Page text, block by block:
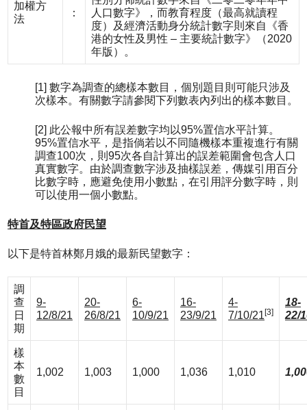
加權方
法
：
人口數字》，而教育程度（最高就讀程
度）及經濟活動身分統計數字則來自《香
港的女性及男性 – 主要統計數字》（2020
年版）。
[1] 數字為調查的總樣本數目，個別題目則可能只涉及
次樣本。有關數字請參閱下列數表內列出的樣本數目。
[2] 此公報中所有誤差數字均以95%置信水平計算。
95%置信水平，是指倘若以不同隨機樣本重複進行有關
調查100次，則95次各自計算出的誤差範圍會包含人口
真實數字。由於調查數字涉及抽樣誤差，傳媒引用百分
比數字時，應避免使用小數點，在引用評分數字時，則
可以使用一個小數點。
特首及特區政府民望
以下是特首林鄭月娥的最新民望數字：
調
查
日
期
9-
12/8/21
20-
26/8/21
6-
10/9/21
16-
23/9/21
4-
7/10/21[3]
18-
22/
樣
本
數
目
1,002 1,003 1,000 1,036 1,010